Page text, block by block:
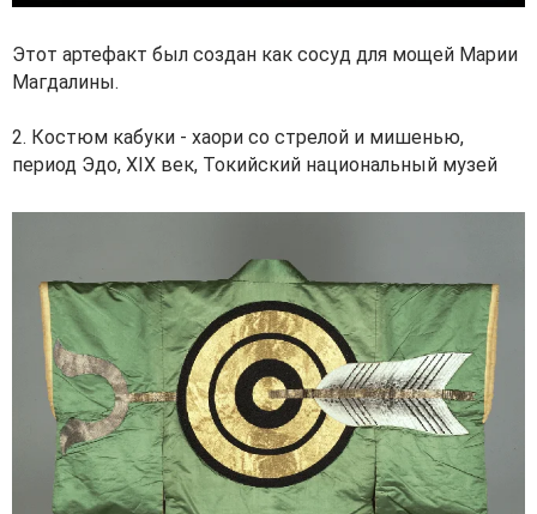
Этот артефакт был создан как сосуд для мощей Марии
Магдалины.
2. Костюм кабуки - хаори со стрелой и мишенью,
период Эдо, XIX век, Токийский национальный музей